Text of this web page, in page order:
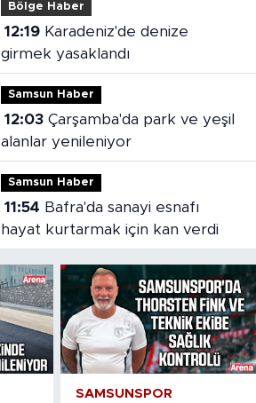
Bölge Haber
12:19Karadeniz'de denize
girmek yasaklandı
Samsun Haber
12:03Çarşamba'da park ve yeşil
alanlar yenileniyor
Samsun Haber
11:54
hayat kurtarmak için kan verdi
SAMSUNSPOR